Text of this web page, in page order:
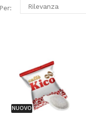
Rilevanza
NUOVO